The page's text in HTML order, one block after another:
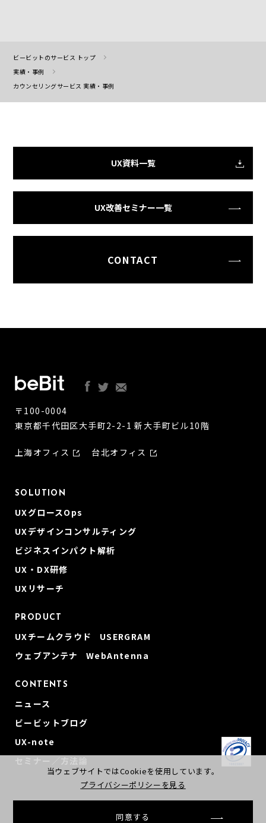
ビービットのサービス トップ
実績・事例
カウンセリングサービス 実績・事例
UX資料一覧
UX改善セミナー一覧
CONTACT
〒100-0004
東京都千代田区大手町2-2-1 新大手町ビル10階
上海オフィス 台北オフィス
SOLUTION
UXグロースOps
UXデザインコンサルティング
ビジネスインパクト解析
UX・DX研修
UXリサーチ
PRODUCT
UXチームクラウド USERGRAM
ウェブアンテナ WebAntenna
CONTENTS
ニュース
ビービットブログ
UX-note
セミナー／方法論
プライバシーポリシー © beBit, Inc
当ウェブサイトではCookieを使用しています。
プライバシーポリシーを見る
同意する